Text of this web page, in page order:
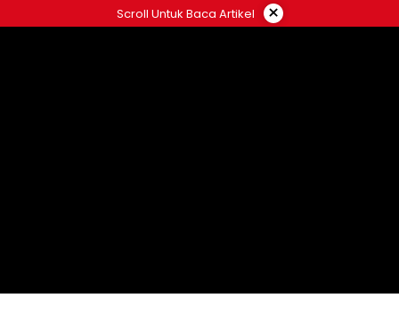
ke
Scroll Untuk Baca Artikel ×